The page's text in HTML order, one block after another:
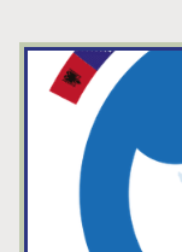
Jan 9, 2026